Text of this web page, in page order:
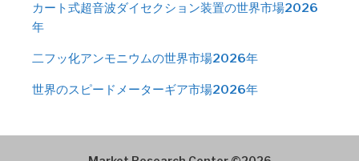
カート式超音波ダイセクション装置の世界市場2026
年
二フッ化アンモニウムの世界市場2026年
世界のスピードメーターギア市場2026年